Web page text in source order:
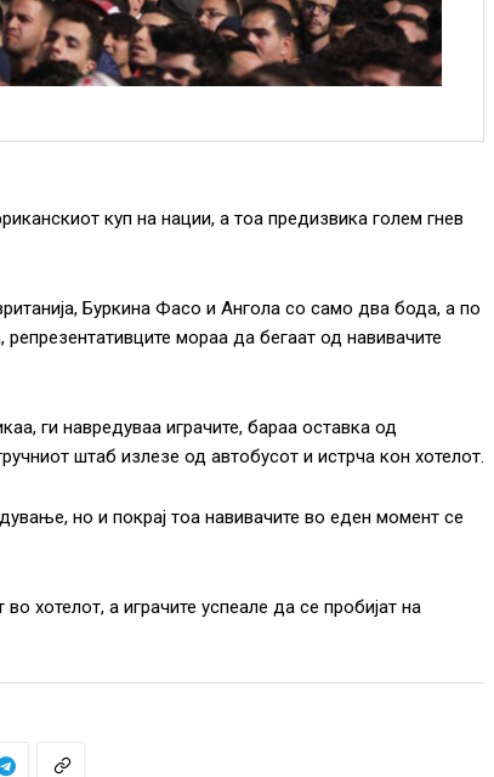
куп на нации, а тоа предизвика голем гнев
Буркина Фасо и Ангола со само два бода, а по
мораа да бегаат од навивачите
ги навредуваа играчите, бараа оставка од
штаб излезе од автобусот и истрча кон хотелот.
но и покрај тоа навивачите во еден момент се
хотелот, а играчите успеале да се пробијат на